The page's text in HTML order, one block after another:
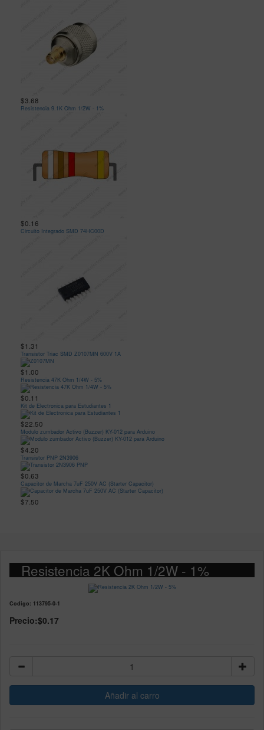
$3.68
Resistencia 9.1K Ohm 1/2W - 1%
$0.16
Circuito Integrado SMD 74HC00D
$1.31
Transistor Triac SMD Z0107MN 600V 1A
$1.00
Resistencia 47K Ohm 1/4W - 5%
$0.11
Kit de Electronica para Estudiantes 1
$22.50
Modulo zumbador Activo (Buzzer) KY-012 para Arduino
$4.20
Transistor PNP 2N3906
$0.63
Capacitor de Marcha 7uF 250V AC (Starter Capacitor)
$7.50
Resistencia 2K Ohm 1/2W - 1%
Codigo: 113795-0-1
Precio:$0.17